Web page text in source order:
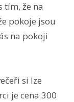
že na
pokoje jsou
na pokoji
si lze
je cena 300